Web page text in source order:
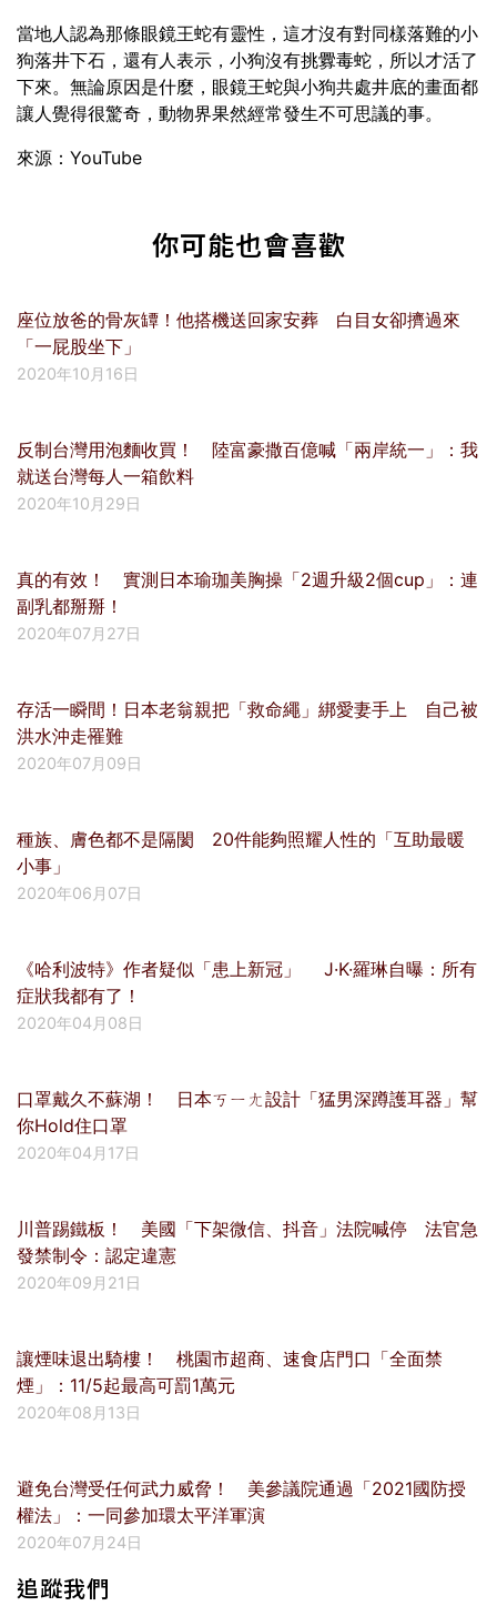
當地人認為那條眼鏡王蛇有靈性，這才沒有對同樣落難的小
狗落井下石，還有人表示，小狗沒有挑釁毒蛇，所以才活了
下來。無論原因是什麼，眼鏡王蛇與小狗共處井底的畫面都
讓人覺得很驚奇，動物界果然經常發生不可思議的事。
來源：YouTube
你可能也會喜歡
座位放爸的骨灰罈！他搭機送回家安葬 白目女卻擠過來
「一屁股坐下」
2020年10月16日
反制台灣用泡麵收買！ 陸富豪撒百億喊「兩岸統一」：我
就送台灣每人一箱飲料
2020年10月29日
真的有效！ 實測日本瑜珈美胸操「2週升級2個cup」：連
副乳都掰掰！
2020年07月27日
存活一瞬間！日本老翁親把「救命繩」綁愛妻手上 自己被
洪水沖走罹難
2020年07月09日
種族、膚色都不是隔閡 20件能夠照耀人性的「互助最暖
小事」
2020年06月07日
《哈利波特》作者疑似「患上新冠」 J·K·羅琳自曝：所有
症狀我都有了！
2020年04月08日
口罩戴久不蘇湖！ 日本ㄎㄧㄤ設計「猛男深蹲護耳器」幫
你Hold住口罩
2020年04月17日
川普踢鐵板！ 美國「下架微信、抖音」法院喊停 法官急
發禁制令：認定違憲
2020年09月21日
讓煙味退出騎樓！ 桃園市超商、速食店門口「全面禁
煙」：11/5起最高可罰1萬元
2020年08月13日
避免台灣受任何武力威脅！ 美參議院通過「2021國防授
權法」：一同參加環太平洋軍演
2020年07月24日
追蹤我們